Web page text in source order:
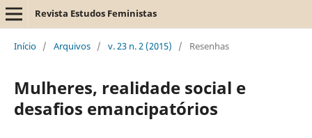
Revista Estudos Feministas
Início / Arquivos / v. 23 n. 2 (2015) / Resenhas
Mulheres, realidade social e
desafios emancipatórios